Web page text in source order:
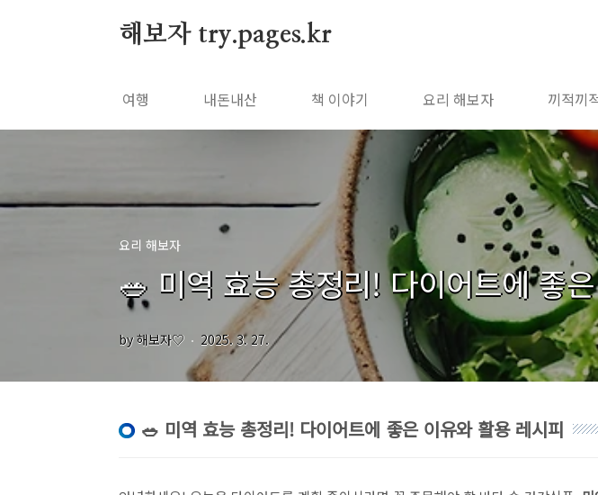
해보자 try.pages.kr
여행 내돈내산 책 이야기 요리 해보자 끼적끼
요리 해보자
🥗 미역 효능 총정리! 다이어트에 좋
by 해보자♡ 2025. 3. 27.
🥗 미역 효능 총정리! 다이어트에 좋은 이유와 활용 레시피